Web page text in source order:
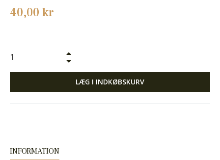
Normalpris
40,00 kr
LÆG I INDKØBSKURV
INFORMATION